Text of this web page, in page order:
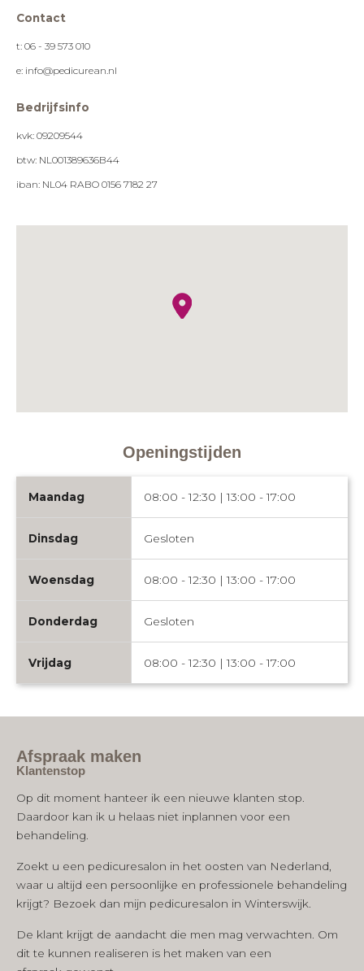
Contact
t: 06 - 39 573 010
e: info@pedicurean.nl
Bedrijfsinfo
kvk: 09209544
btw: NL001389636B44
iban: NL04 RABO 0156 7182 27
Openingstijden
Maandag 08:00 - 12:30 | 13:00 - 17:00
Dinsdag Gesloten
Woensdag 08:00 - 12:30 | 13:00 - 17:00
Donderdag Gesloten
Vrijdag 08:00 - 12:30 | 13:00 - 17:00
Afspraak maken
Klantenstop
Op dit moment hanteer ik een nieuwe klanten stop.
Daardoor kan ik u helaas niet inplannen voor een
behandeling.
Zoekt u een pedicuresalon in het oosten van Nederland,
waar u altijd een persoonlijke en professionele behandeling
krijgt? Bezoek dan mijn pedicuresalon in Winterswijk.
De klant krijgt de aandacht die men mag verwachten. Om
dit te kunnen realiseren is het maken van een